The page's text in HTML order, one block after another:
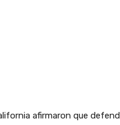
afirmaron que